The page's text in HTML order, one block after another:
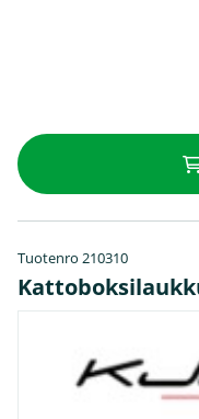
Tuotenro 210310